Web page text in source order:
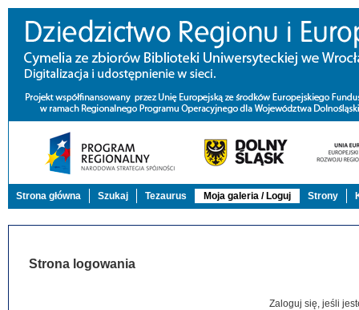
Strona główna Szukaj Tezaurus Moja galeria / Loguj Strony
Strona logowania
Zaloguj się, jeśli